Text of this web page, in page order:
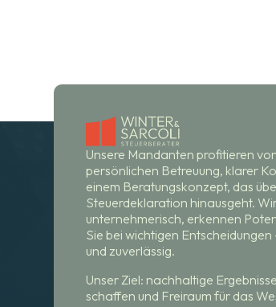
Unsere Mandanten profitieren
persönlichen Betreuung, klarer
einem Beratungskonzept, das
Steuerdeklaration hinausgeht.
unternehmerisch, erkennen
Sie bei wichtigen
und zuverlässig.
Unser Ziel: nachhaltige
schaffen und Freiraum für das